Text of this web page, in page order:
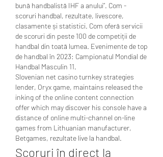
bună handbalistă IHF a anului”. Com -
scoruri handbal, rezultate, livescore,
clasamente și statistici. Com oferă servicii
de scoruri din peste 100 de competiții de
handbal din toată lumea. Evenimente de top
de handbal în 2023: Campionatul Mondial de
Handbal Masculin 11.
Slovenian net casino turnkey strategies
lender, Oryx game, maintains released the
inking of the online content connection
offer which may discover his console have a
distance of online multi-channel on-line
games from Lithuanian manufacturer,
Betgames, rezultate live la handbal.
Scoruri în direct la